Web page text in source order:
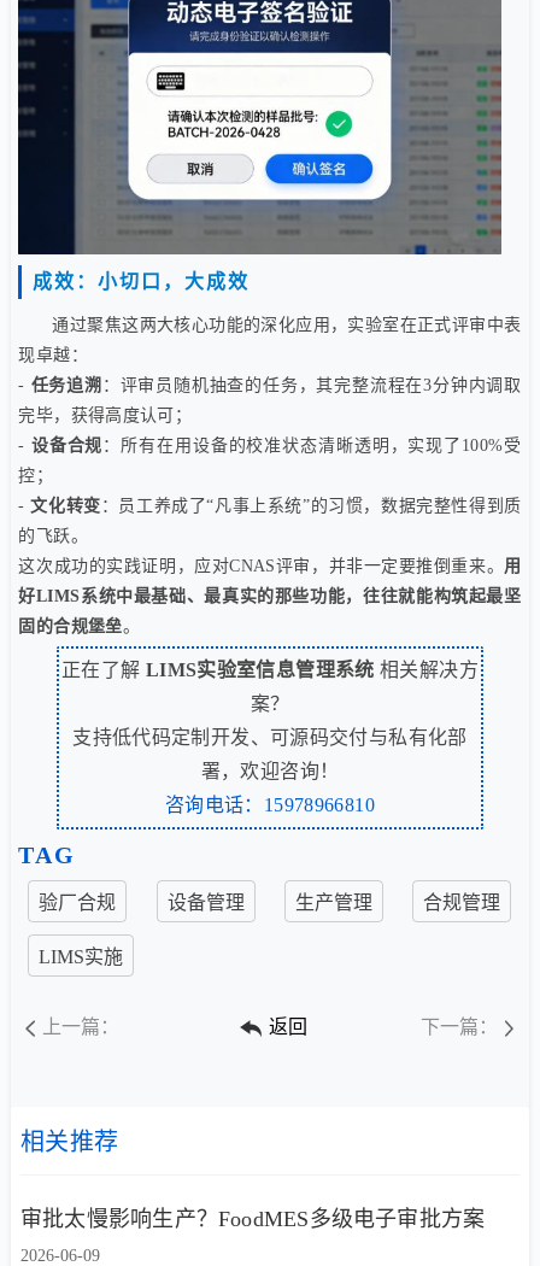
成效：小切口，大成效
通过聚焦这两大核心功能的深化应用，实验室在正式评审中表
现卓越：
- 任务追溯 ：评审员随机抽查的任务，其完整流程在3分钟内调取
完毕，获得高度认可；
- 设备合规 ：所有在用设备的校准状态清晰透明，实现了100%受
控；
-文化转变 ：员工养成了“凡事上系统”的习惯，数据完整性得到质
的飞跃。
这次成功的实践证明，应对CNAS评审，并非一定要推倒重来。 用
好LIMS系统中最基础、最真实的那些功能，往往就能构筑起最坚
固的合规堡垒。
正在了解 LIMS实验室信息管理系统 相关解决方
案？
支持低代码定制开发、可源码交付与私有化部
署，欢迎咨询！
咨询电话：15978966810
TAG
验厂合规 设备管理 生产管理 合规管理
LIMS实施
上一篇： 返回 下一篇：
相关推荐
审批太慢影响生产？FoodMES多级电子审批方案
2026-06-09